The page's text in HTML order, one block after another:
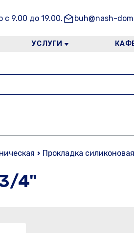
с 9.00 до 19.00. buh@nash-
УСЛУГИ
Прокладка
4"